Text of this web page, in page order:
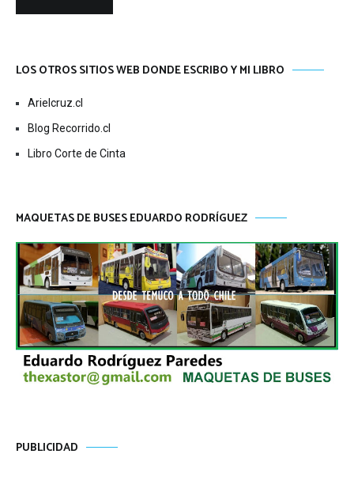
LOS OTROS SITIOS WEB DONDE ESCRIBO Y MI LIBRO
Arielcruz.cl
Blog Recorrido.cl
Libro Corte de Cinta
MAQUETAS DE BUSES EDUARDO RODRÍGUEZ
PUBLICIDAD